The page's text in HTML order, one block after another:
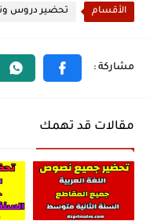
الأقسام تحضير دروس
مقالات قد تهمك